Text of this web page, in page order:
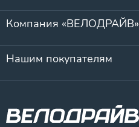
Компания «ВЕЛОДРАЙВ»
Нашим покупателям